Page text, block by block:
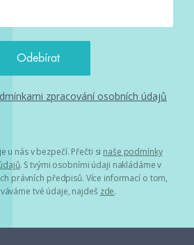
zpracování osobních údajů
u nás v bezpečí. Přečti si naše podmínky
. S tvými osobními údaji nakládáme v
právních předpisů. Více informací o tom,
tvé údaje, najdeš zde.